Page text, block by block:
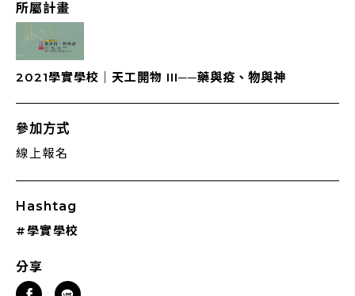
所屬計畫
2021學實學校｜天⼯開物 III──藥與疫、物與神
參加方式
線上報名
Hashtag
#學實學校
分享